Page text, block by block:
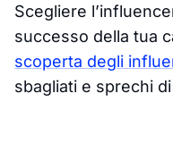
Scegliere
successo della tua
scoperta degli
sbagliati e sprechi